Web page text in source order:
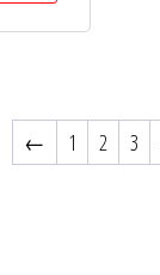
← 1 2 3